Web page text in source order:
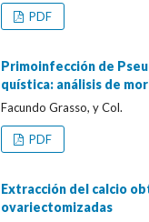
PDF
Primoinfección de
quística: análisis de
Facundo Grasso, y Col.
PDF
Extracción del calcio
ovariectomizadas